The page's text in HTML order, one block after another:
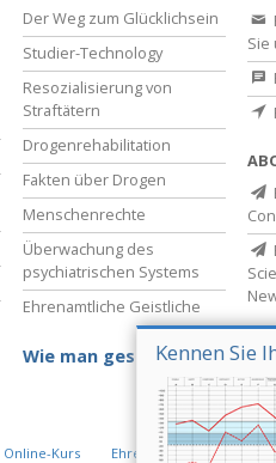
Kennen Sie
Der Weg zum Glücklichsein
Studier-Technology
Resozialisierung von
Straftätern
Drogenrehabilitation
Fakten über Drogen
Menschenrechte
Überwachung des
psychiatrischen Systems
Ehrenamtliche Geistliche
Wie man gesund bleibt
Sie
Kurs Ehrenamtliche